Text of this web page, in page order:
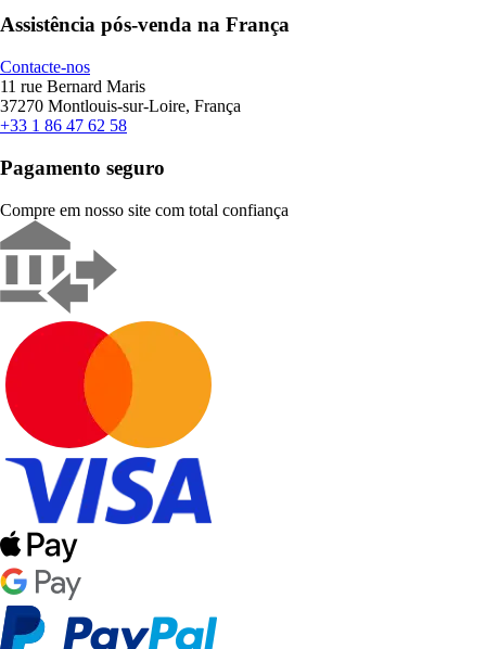
Assistência pós-venda na França
Contacte-nos
11 rue Bernard Maris
37270 Montlouis-sur-Loire, França
+33 1 86 47 62 58
Pagamento seguro
Compre em nosso site com total confiança